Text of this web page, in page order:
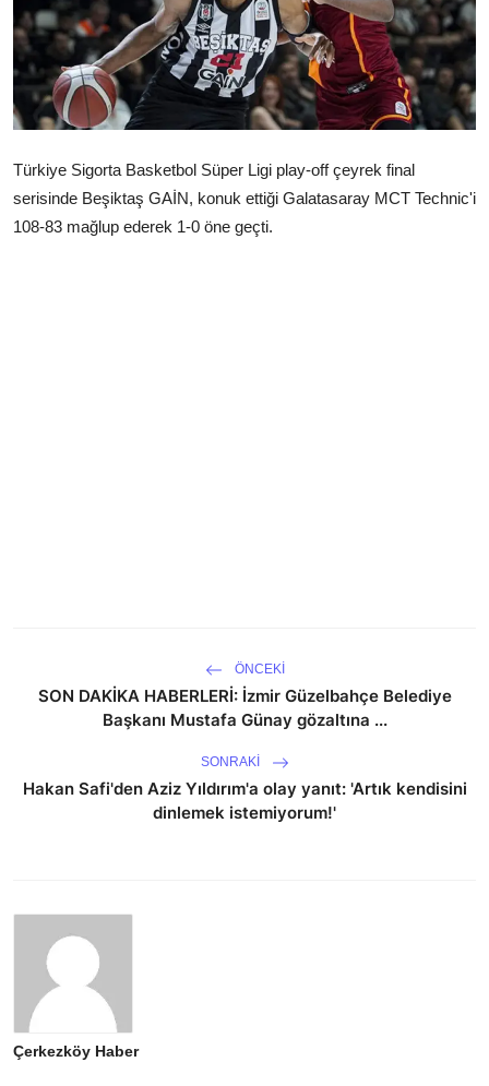
Çerkezköy
Türkiye Sigorta Basketbol Süper Ligi play-off çeyrek final
serisinde Beşiktaş GAİN, konuk ettiği Galatasaray MCT Technic'i
108-83 mağlup ederek 1-0 öne geçti.
ÖNCEKI
SON DAKİKA HABERLERİ: İzmir Güzelbahçe Belediye
Başkanı Mustafa Günay gözaltına ...
SONRAKI
Hakan Safi'den Aziz Yıldırım'a olay yanıt: 'Artık kendisini
dinlemek istemiyorum!'
Çerkezköy Haber